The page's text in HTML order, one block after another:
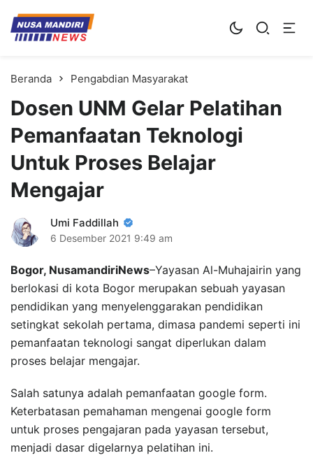
Kampus Digital Bisnis
Universitas Nusa Mandiri
Beranda Pengabdian Masyarakat
Dosen UNM Gelar Pelatihan
Pemanfaatan Teknologi
Untuk Proses Belajar
Mengajar
Umi Faddillah
6 Desember 2021 9:49 am
Bogor, NusamandiriNews–Yayasan Al-Muhajairin yang
berlokasi di kota Bogor merupakan sebuah yayasan
pendidikan yang menyelenggarakan pendidikan
setingkat sekolah pertama, dimasa pandemi seperti ini
pemanfaatan teknologi sangat diperlukan dalam
proses belajar mengajar.
Salah satunya adalah pemanfaatan google form.
Keterbatasan pemahaman mengenai google form
untuk proses pengajaran pada yayasan tersebut,
menjadi dasar digelarnya pelatihan ini.